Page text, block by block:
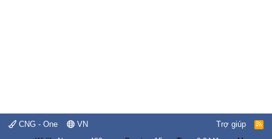
CNG - One VN Trợ giúp
R